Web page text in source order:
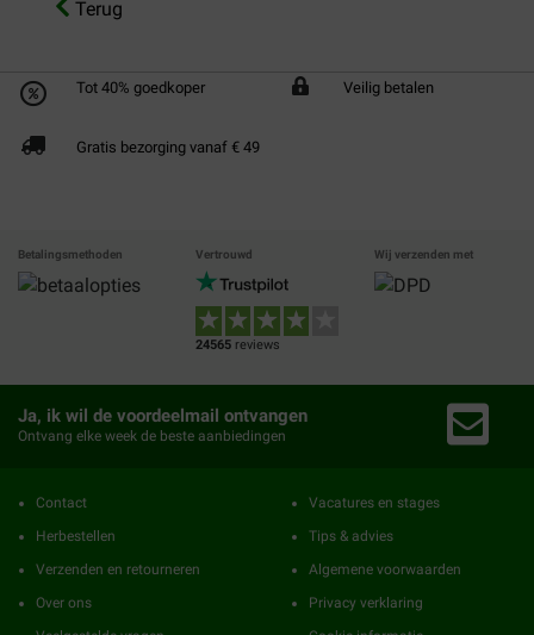
Terug
Tot 40% goedkoper Veilig betalen
Gratis bezorging vanaf € 49
Betalingsmethoden Vertrouwd
24565 reviews
Wij verzenden met
Ja, ik wil de voordeelmail ontvangen
Ontvang elke week de beste aanbiedingen
Contact
Herbestellen
Verzenden en retourneren
Over ons
Vacatures en stages
Tips & advies
Algemene voorwaarden
Privacy verklaring